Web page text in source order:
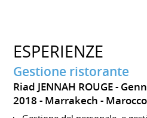
ESPERIENZE
Gestione ristorante
Riad JENNAH ROUGE
2018 Marrakech Marocco